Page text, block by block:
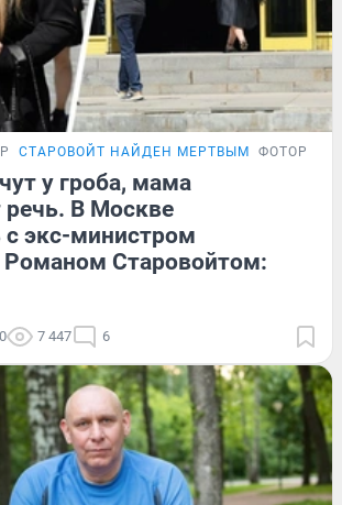
СТАРОВОЙТ НАЙДЕН МЕРТВЫМ
у гроба, мама
речь. В Москве
с экс-министром
Романом Старовойтом:
7 447 6